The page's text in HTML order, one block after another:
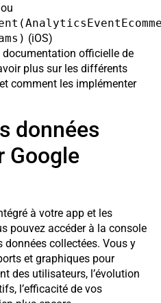
(iOS)
documentation officielle de
plus sur les différents
comment les implémenter
données
Google
à votre app et les
pouvez accéder à la console
collectées. Vous y
et graphiques pour
des utilisateurs, l’évolution
l’efficacité de vos